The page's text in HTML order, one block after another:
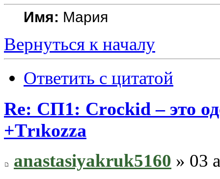
Имя: Мария
Вернуться к началу
Ответить с цитатой
Re: СП1: Сrосkid – это
+Тrıkоzza
anastasiyakruk5160 » 03